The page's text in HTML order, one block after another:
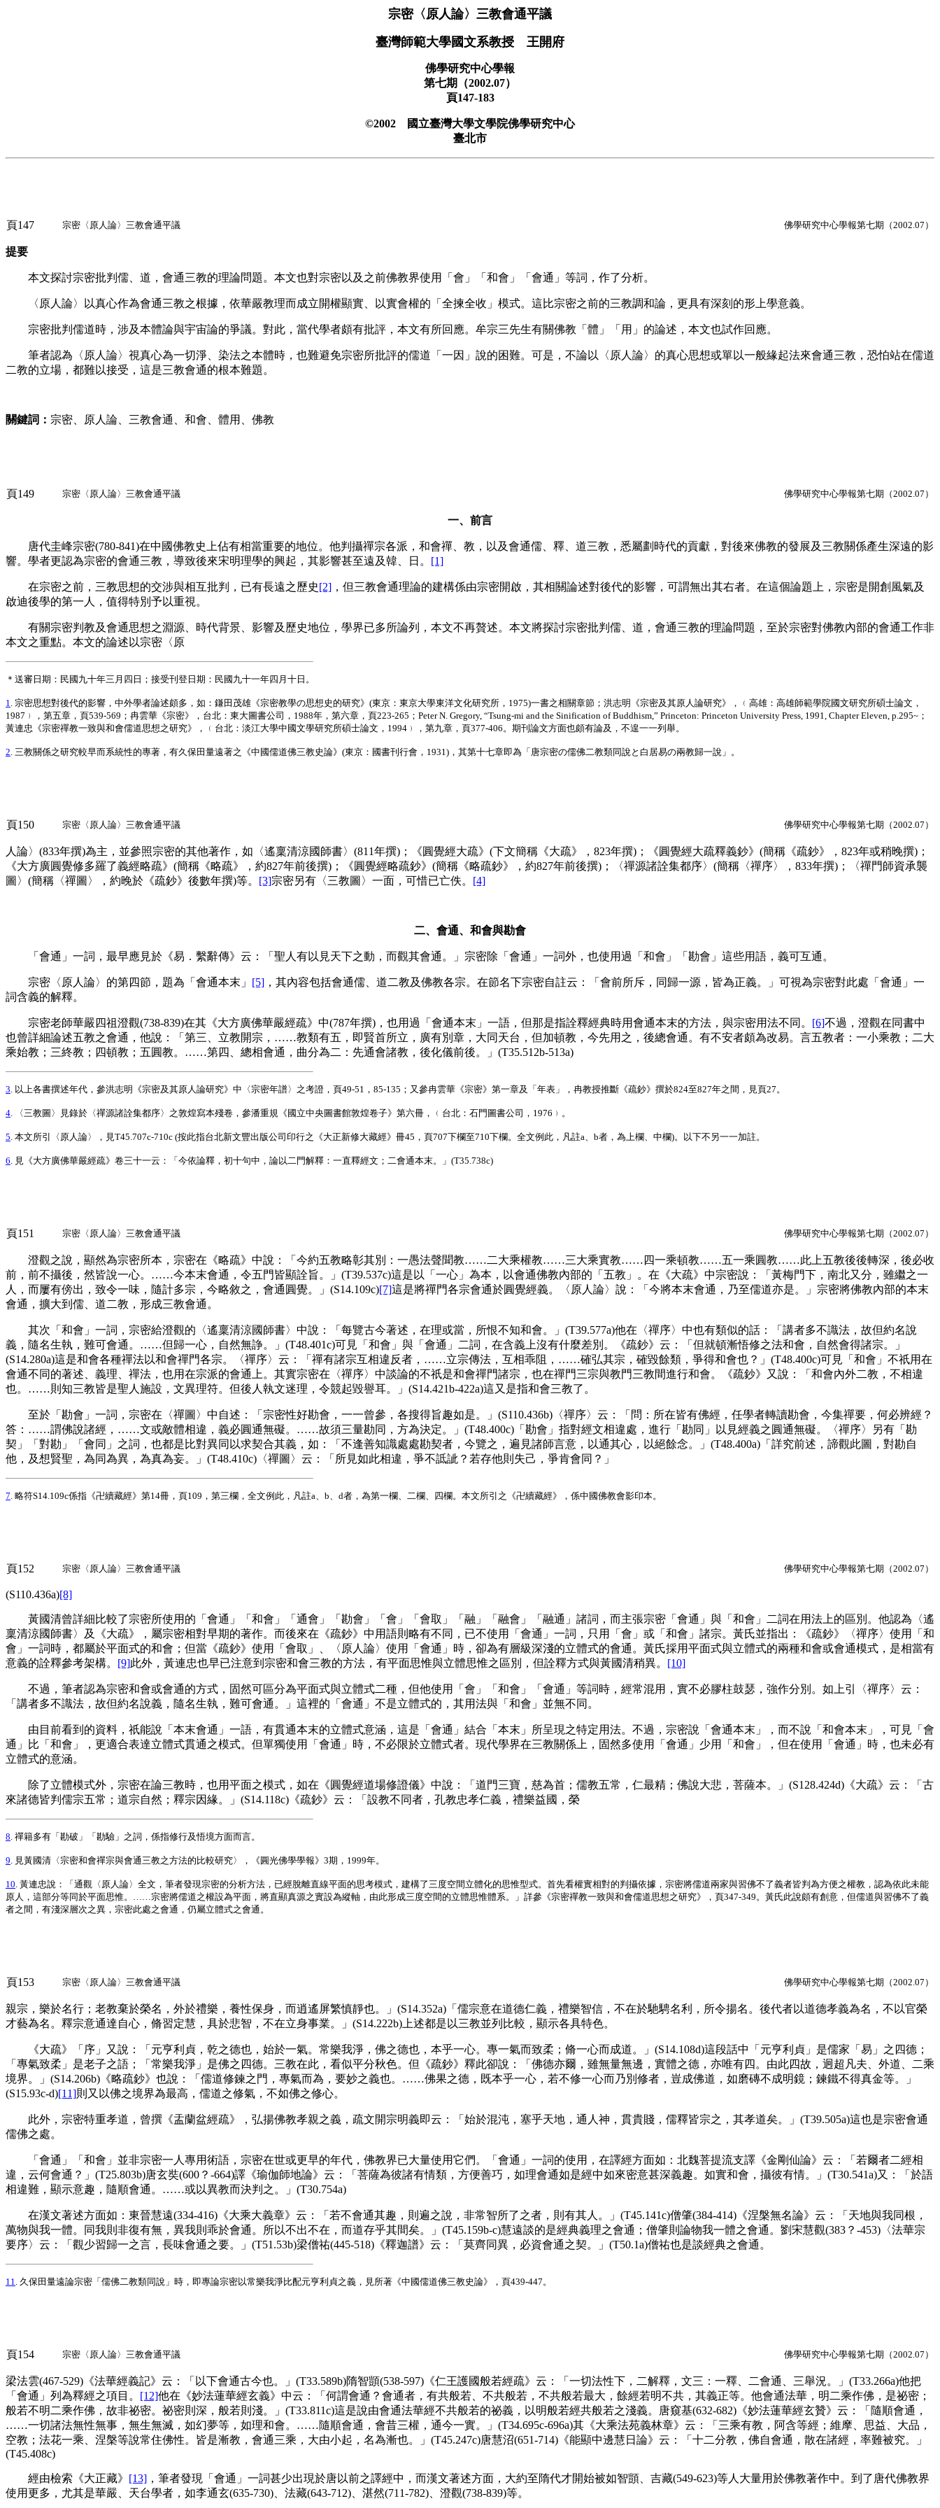
宗密〈原人論〉三教會通平議
臺灣師範大學國文系教授 王開府
佛學研究中心學報
第七期（2002.07）
頁147-183
©2002 國立臺灣大學文學院佛學研究中心
臺北市
頁147 宗密〈原人論〉三教會通平議 佛學研究中心學報第七期（2002.07）
提要
本文探討宗密批判儒、道，會通三教的理論問題。本文也對宗密以及之前佛教界使用「會」「和會」「會通」等詞，作了分析。
〈原人論〉以真心作為會通三教之根據，依華嚴教理而成立開權顯實、以實會權的「全揀全收」模式。這比宗密之前的三教調和論，更具有深刻的形上學意義。
宗密批判儒道時，涉及本體論與宇宙論的爭議。對此，當代學者頗有批評，本文有所回應。牟宗三先生有關佛教「體」「用」的論述，本文也試作回應。
筆者認為〈原人論〉視真心為一切淨、染法之本體時，也難避免宗密所批評的儒道「一因」說的困難。可是，不論以〈原人論〉的真心思想或單以一般緣起法來會通三教，恐怕站在儒道
二教的立場，都難以接受，這是三教會通的根本難題。
關鍵詞： 宗密、原人論、三教會通、和會、體用、佛教
頁149 宗密〈原人論〉三教會通平議 佛學研究中心學報第七期（2002.07）
一、前言
唐代圭峰宗密(780-841)在中國佛教史上佔有相當重要的地位。他判攝禪宗各派，和會禪、教，以及會通儒、釋、道三教，悉屬劃時代的貢獻，對後來佛教的發展及三教關係產生深遠的影
響。學者更認為宗密的會通三教，導致後來宋明理學的興起，其影響甚至遠及韓、日。 [1]
在宗密之前，三教思想的交涉與相互批判，已有長遠之歷史[2] ，但三教會通理論的建構係由宗密開啟，其相關論述對後代的影響，可謂無出其右者。在這個論題上，宗密是開創風氣及
啟迪後學的第一人，值得特別予以重視。
有關宗密判教及會通思想之淵源、時代背景、影響及歷史地位，學界已多所論列，本文不再贅述。本文將探討宗密批判儒、道，會通三教的理論問題，至於宗密對佛教內部的會通工作非
本文之重點。本文的論述以宗密〈原
＊送審日期：民國九十年三月四日；接受刊登日期：民國九十一年四月十日。
1. 宗密思想對後代的影響，中外學者論述頗多，如：鎌田茂雄《宗密教學の思想史的研究》(東京：東京大學東洋文化研究所，1975)一書之相關章節；洪志明《宗密及其原人論研究》，﹙高雄：高雄師範學院國文研究所碩士論文，
1987﹚，第五章，頁539-569；冉雲華《宗密》，台北：東大圖書公司，1988年，第六章，頁223-265； Peter N. Gregory, “Tsung-mi and the Sinification of Buddhism,” Princeton: Princeton University Press, 1991, Chapter Eleven, p.295~ ；
黃連忠《宗密禪教一致與和會儒道思想之研究》，﹙台北：淡江大學中國文學研究所碩士論文，1994﹚，第九章，頁377-406。期刊論文方面也頗有論及，不遑一一列舉。
2. 三教關係之研究較早而系統性的專著，有久保田量遠著之《中國儒道佛三教史論》(東京：國書刊行會，1931)，其第十七章即為「唐宗密の儒佛二教類同說と白居易の兩教歸一說」。
頁150 宗密〈原人論〉三教會通平議 佛學研究中心學報第七期（2002.07）
人論〉(833年撰)為主，並參照宗密的其他著作，如〈遙稟清涼國師書〉(811年撰)；《圓覺經大疏》(下文簡稱《大疏》，823年撰)；《圓覺經大疏釋義鈔》(簡稱《疏鈔》，823年或稍晚撰)；
《大方廣圓覺修多羅了義經略疏》(簡稱《略疏》，約827年前後撰)；《圓覺經略疏鈔》(簡稱《略疏鈔》，約827年前後撰)；〈禪源諸詮集都序〉(簡稱〈禪序〉，833年撰)；〈禪門師資承襲
圖〉(簡稱〈禪圖〉，約晚於《疏鈔》後數年撰)等。 [3]宗密另有〈三教圖〉一面，可惜已亡佚。 [4]
二、會通、和會與勘會
「會通」一詞，最早應見於《易．繫辭傳》云：「聖人有以見天下之動，而觀其會通。」宗密除「會通」一詞外，也使用過「和會」「勘會」這些用語，義可互通。
宗密〈原人論〉的第四節，題為「會通本末」 [5] ，其內容包括會通儒、道二教及佛教各宗。在節名下宗密自註云：「會前所斥，同歸一源，皆為正義。」可視為宗密對此處「會通」一
詞含義的解釋。
宗密老師華嚴四祖澄觀(738-839)在其《大方廣佛華嚴經疏》中(787年撰)，也用過「會通本末」一語，但那是指詮釋經典時用會通本末的方法，與宗密用法不同。 [6]不過，澄觀在同書中
也曾詳細論述五教之會通，他說：「第三、立教開宗，……教類有五，即賢首所立，廣有別章，大同天台，但加頓教，今先用之，後總會通。有不安者頗為改易。言五教者：一小乘教；二大
乘始教；三終教；四頓教；五圓教。……第四、總相會通，曲分為二：先通會諸教，後化儀前後。」(T35.512b-513a)
3. 以上各書撰述年代，參洪志明《宗密及其原人論研究》中〈宗密年譜〉之考證，頁49-51，85-135；又參冉雲華《宗密》第一章及「年表」，冉教授推斷《疏鈔》撰於824至827年之間，見頁27。
4. 〈三教圖〉見錄於〈禪源諸詮集都序〉之敦煌寫本殘卷，參潘重規《國立中央圖書館敦煌卷子》第六冊，﹙台北：石門圖書公司，1976﹚。
5. 本文所引〈原人論〉，見T45.707c-710c (按此指台北新文豐出版公司印行之《大正新修大藏經》冊45，頁707下欄至710下欄。全文例此，凡註a、b者，為上欄、中欄)。以下不另一一加註。
6. 見《大方廣佛華嚴經疏》卷三十一云：「今依論釋，初十句中，論以二門解釋：一直釋經文；二會通本末。」(T35.738c)
頁151 宗密〈原人論〉三教會通平議 佛學研究中心學報第七期（2002.07）
澄觀之說，顯然為宗密所本，宗密在《略疏》中說：「今約五教略彰其別：一愚法聲聞教……二大乘權教……三大乘實教……四一乘頓教……五一乘圓教……此上五教後後轉深，後必收
前，前不攝後，然皆說一心。……今本末會通，令五門皆顯詮旨。」(T39.537c)這是以「一心」為本，以會通佛教內部的「五教」。在《大疏》中宗密說：「黃梅門下，南北又分，雖繼之一
人，而屢有傍出，致令一味，隨計多宗，今略敘之，會通圓覺。」(S14.109c)[7]這是將禪門各宗會通於圓覺經義。〈原人論〉說：「今將本末會通，乃至儒道亦是。」宗密將佛教內部的本末
會通，擴大到儒、道二教，形成三教會通。
其次「和會」一詞，宗密給澄觀的〈遙稟清涼國師書〉中說：「每覽古今著述，在理或當，所恨不知和會。」(T39.577a)他在〈禪序〉中也有類似的話：「講者多不識法，故但約名說
義，隨名生執，難可會通。……但歸一心，自然無諍。」(T48.401c)可見「和會」與「會通」二詞，在含義上沒有什麼差別。《疏鈔》云：「但就頓漸悟修之法和會，自然會得諸宗。」
(S14.280a)這是和會各種禪法以和會禪門各宗。〈禪序〉云：「禪有諸宗互相違反者，……立宗傳法，互相乖阻，……確弘其宗，確毀餘類，爭得和會也？」(T48.400c)可見「和會」不祇用在
會通不同的著述、義理、禪法，也用在宗派的會通上。其實宗密在〈禪序〉中談論的不祇是和會禪門諸宗，也在禪門三宗與教門三教間進行和會。《疏鈔》又說：「和會內外二教，不相違
也。……則知三教皆是聖人施設，文異理符。但後人執文迷理，令競起毀譽耳。」(S14.421b-422a)這又是指和會三教了。
至於「勘會」一詞，宗密在〈禪圖〉中自述：「宗密性好勘會，一一曾參，各搜得旨趣如是。」(S110.436b)〈禪序〉云：「問：所在皆有佛經，任學者轉讀勘會，今集禪要，何必辨經？
答：……謂佛說諸經，……文或敵體相違，義必圓通無礙。……故須三量勘同，方為決定。」(T48.400c)「勘會」指對經文相違處，進行「勘同」以見經義之圓通無礙。〈禪序〉另有「勘
契」「對勘」「會同」之詞，也都是比對異同以求契合其義，如：「不逢善知識處處勘契者，今覽之，遍見諸師言意，以通其心，以絕餘念。」(T48.400a)「詳究前述，諦觀此圖，對勘自
他，及想賢聖，為同為異，為真為妄。」(T48.410c)〈禪圖〉云：「所見如此相違，爭不詆訿？若存他則失己，爭肯會同？」
7. 略符S14.109c係指《卍續藏經》第14冊，頁109，第三欄，全文例此，凡註a、b、d者，為第一欄、二欄、四欄。本文所引之《卍續藏經》，係中國佛教會影印本。
頁152 宗密〈原人論〉三教會通平議 佛學研究中心學報第七期（2002.07）
(S110.436a)[8]
黃國清曾詳細比較了宗密所使用的「會通」「和會」「通會」「勘會」「會」「會取」「融」「融會」「融通」諸詞，而主張宗密「會通」與「和會」二詞在用法上的區別。他認為〈遙
稟清涼國師書〉及《大疏》，屬宗密相對早期的著作。而後來在《疏鈔》中用語則略有不同，已不使用「會通」一詞，只用「會」或「和會」諸宗。黃氏並指出：《疏鈔》〈禪序〉使用「和
會」一詞時，都屬於平面式的和會；但當《疏鈔》使用「會取」、〈原人論〉使用「會通」時，卻為有層級深淺的立體式的會通。黃氏採用平面式與立體式的兩種和會或會通模式，是相當有
意義的詮釋參考架構。 [9]此外，黃連忠也早已注意到宗密和會三教的方法，有平面思惟與立體思惟之區別，但詮釋方式與黃國清稍異。 [10]
不過，筆者認為宗密和會或會通的方式，固然可區分為平面式與立體式二種，但他使用「會」「和會」「會通」等詞時，經常混用，實不必膠柱鼓瑟，強作分別。如上引〈禪序〉云：
「講者多不識法，故但約名說義，隨名生執，難可會通。」這裡的「會通」不是立體式的，其用法與「和會」並無不同。
由目前看到的資料，祇能說「本末會通」一語，有貫通本末的立體式意涵，這是「會通」結合「本末」所呈現之特定用法。不過，宗密說「會通本末」，而不說「和會本末」，可見「會
通」比「和會」，更適合表達立體式貫通之模式。但單獨使用「會通」時，不必限於立體式者。現代學界在三教關係上，固然多使用「會通」少用「和會」，但在使用「會通」時，也未必有
立體式的意涵。
除了立體模式外，宗密在論三教時，也用平面之模式，如在《圓覺經道場修證儀》中說：「道門三寶，慈為首；儒教五常，仁最精；佛說大悲，菩薩本。」(S128.424d)《大疏》云：「古
來諸德皆判儒宗五常；道宗自然；釋宗因緣。」(S14.118c)《疏鈔》云：「設教不同者，孔教忠孝仁義，禮樂益國，榮
8. 禪籍多有「勘破」「勘驗」之詞，係指修行及悟境方面而言。
9. 見黃國清〈宗密和會禪宗與會通三教之方法的比較研究〉，《圓光佛學學報》3期，1999年。
10. 黃連忠說：「通觀〈原人論〉全文，筆者發現宗密的分析方法，已經脫離直線平面的思考模式，建構了三度空間立體化的思惟型式。首先看權實相對的判攝依據，宗密將儒道兩家與習佛不了義者皆判為方便之權教，認為依此未能
原人，這部分等同於平面思惟。……宗密將儒道之權設為平面，將直顯真源之實設為縱軸，由此形成三度空間的立體思惟體系。」詳參《宗密禪教一致與和會儒道思想之研究》，頁347-349。黃氏此說頗有創意，但儒道與習佛不了義
者之間，有淺深層次之異，宗密此處之會通，仍屬立體式之會通。
頁153 宗密〈原人論〉三教會通平議 佛學研究中心學報第七期（2002.07）
親宗，樂於名行；老教棄於榮名，外於禮樂，養性保身，而逍遙屏繁慎靜也。」(S14.352a)「儒宗意在道德仁義，禮樂智信，不在於馳騁名利，所令揚名。後代者以道德孝義為名，不以官榮
才藝為名。釋宗意通達自心，脩習定慧，具於悲智，不在立身事業。」(S14.222b)上述都是以三教並列比較，顯示各具特色。
《大疏》「序」又說：「元亨利貞，乾之德也，始於一氣。常樂我淨，佛之德也，本乎一心。專一氣而致柔；脩一心而成道。」(S14.108d)這段話中「元亨利貞」是儒家「易」之四德；
「專氣致柔」是老子之語；「常樂我淨」是佛之四德。三教在此，看似平分秋色。但《疏鈔》釋此卻說：「佛德亦爾，雖無量無邊，實體之德，亦唯有四。由此四故，迥超凡夫、外道、二乘
境界。」(S14.206b)《略疏鈔》也說：「儒道修鍊之門，專氣而為，要妙之義也。……佛果之德，既本乎一心，若不修一心而乃別修者，豈成佛道，如磨磚不成明鏡；鍊鐵不得真金等。」
(S15.93c-d)[11]則又以佛之境界為最高，儒道之修氣，不如佛之修心。
此外，宗密特重孝道，曾撰《盂蘭盆經疏》，弘揚佛教孝親之義，疏文開宗明義即云：「始於混沌，塞乎天地，通人神，貫貴賤，儒釋皆宗之，其孝道矣。」(T39.505a)這也是宗密會通
儒佛之處。
「會通」「和會」並非宗密一人專用術語，宗密在世或更早的年代，佛教界已大量使用它們。「會通」一詞的使用，在譯經方面如：北魏菩提流支譯《金剛仙論》云：「若爾者二經相
違，云何會通？」(T25.803b)唐玄奘(600？-664)譯《瑜伽師地論》云：「菩薩為彼諸有情類，方便善巧，如理會通如是經中如來密意甚深義趣。如實和會，攝彼有情。」(T30.541a)又：「於語
相違難，顯示意趣，隨順會通。……或以異教而決判之。」(T30.754a)
在漢文著述方面如：東晉慧遠(334-416)《大乘大義章》云：「若不會通其趣，則遍之說，非常智所了之者，則有其人。」(T45.141c)僧肇(384-414)《涅槃無名論》云：「天地與我同根，
萬物與我一體。同我則非復有無，異我則乖於會通。所以不出不在，而道存乎其間矣。」(T45.159b-c)慧遠談的是經典義理之會通；僧肇則論物我一體之會通。劉宋慧觀(383？-453)〈法華宗
要序〉云：「觀少習歸一之言，長味會通之要。」(T51.53b)梁僧祐(445-518)《釋迦譜》云：「莫齊同異，必資會通之契。」(T50.1a)僧祐也是談經典之會通。
11. 久保田量遠論宗密「儒佛二教類同說」時，即專論宗密以常樂我淨比配元亨利貞之義，見所著《中國儒道佛三教史論》，頁439-447。
頁154 宗密〈原人論〉三教會通平議 佛學研究中心學報第七期（2002.07）
梁法雲(467-529)《法華經義記》云：「以下會通古今也。」(T33.589b)隋智顗(538-597)《仁王護國般若經疏》云：「一切法性下，二解釋，文三：一釋、二會通、三舉況。」(T33.266a)他把
「會通」列為釋經之項目。 [12]他在《妙法蓮華經玄義》中云：「何謂會通？會通者，有共般若、不共般若，不共般若最大，餘經若明不共，其義正等。他會通法華，明二乘作佛，是祕密；
般若不明二乘作佛，故非祕密。祕密則深，般若則淺。」(T33.811c)這是說由會通法華經不共般若的祕義，以明般若經共般若之淺義。唐窺基(632-682)《妙法蓮華經玄贊》云：「隨順會通，
……一切諸法無性無事，無生無滅，如幻夢等，如理和會。……隨順會通，會昔三權，通今一實。」(T34.695c-696a)其《大乘法苑義林章》云：「三乘有教，阿含等經；維摩、思益、大品，
空教；法花一乘、涅槃等說常住佛性。皆是漸教，會通三乘，大由小起，名為漸也。」(T45.247c)唐慧沼(651-714)《能顯中邊慧日論》云：「十二分教，佛自會通，散在諸經，率難被究。」
(T45.408c)
經由檢索《大正藏》 [13] ，筆者發現「會通」一詞甚少出現於唐以前之譯經中，而漢文著述方面，大約至隋代才開始被如智顗、吉藏(549-623)等人大量用於佛教著作中。到了唐代佛教界
使用更多，尤其是華嚴、天台學者，如李通玄(635-730)、法藏(643-712)、湛然(711-782)、澄觀(738-839)等。